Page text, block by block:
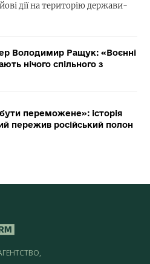
дії на територію держави-
Володимир Ращук: «Воєнні
нічого спільного з
переможене»: історія
пережив російський полон